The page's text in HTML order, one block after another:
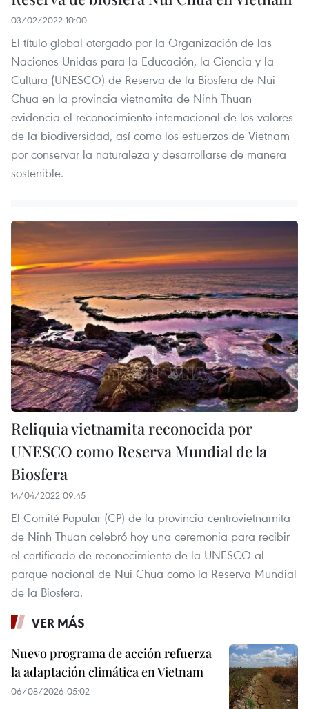
03/02/2022 10:00
El título global otorgado por la Organización de las
Naciones Unidas para la Educación, la Ciencia y la
Cultura (UNESCO) de Reserva de la Biosfera de Nui
Chua en la provincia vietnamita de Ninh Thuan
evidencia el reconocimiento internacional de los valores
de la biodiversidad, así como los esfuerzos de Vietnam
por conservar la naturaleza y desarrollarse de manera
sostenible.
Reliquia vietnamita reconocida por
UNESCO como Reserva Mundial de la
Biosfera
14/04/2022 09:45
El Comité Popular (CP) de la provincia centrovietnamita
de Ninh Thuan celebró hoy una ceremonia para recibir
el certificado de reconocimiento de la UNESCO al
parque nacional de Nui Chua como la Reserva Mundial
de la Biosfera.
VER MÁS
Nuevo programa de acción refuerza
la adaptación climática en Vietnam
06/08/2026 05:02